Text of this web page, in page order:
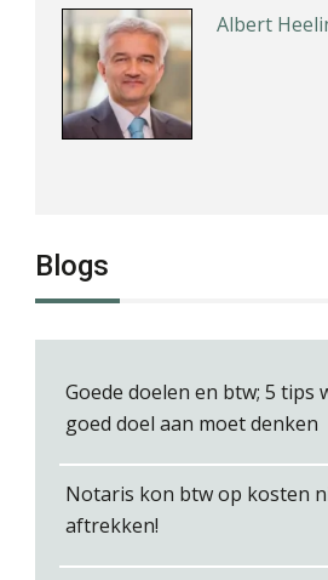
Albert
Derwish
Winfred
Blogs
Goede doelen en btw; 5 tips
goed doel aan moet denken
Notaris kon btw op kosten
aftrekken!